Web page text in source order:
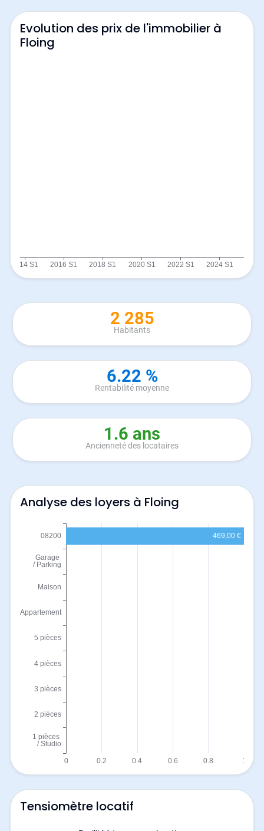
Evolution des prix de l'immobilier à
Floing
2 285
Habitants
6.22 %
Rentabilité moyenne
1.6 ans
Ancienneté des locataires
Analyse des loyers à Floing
Tensiomètre locatif